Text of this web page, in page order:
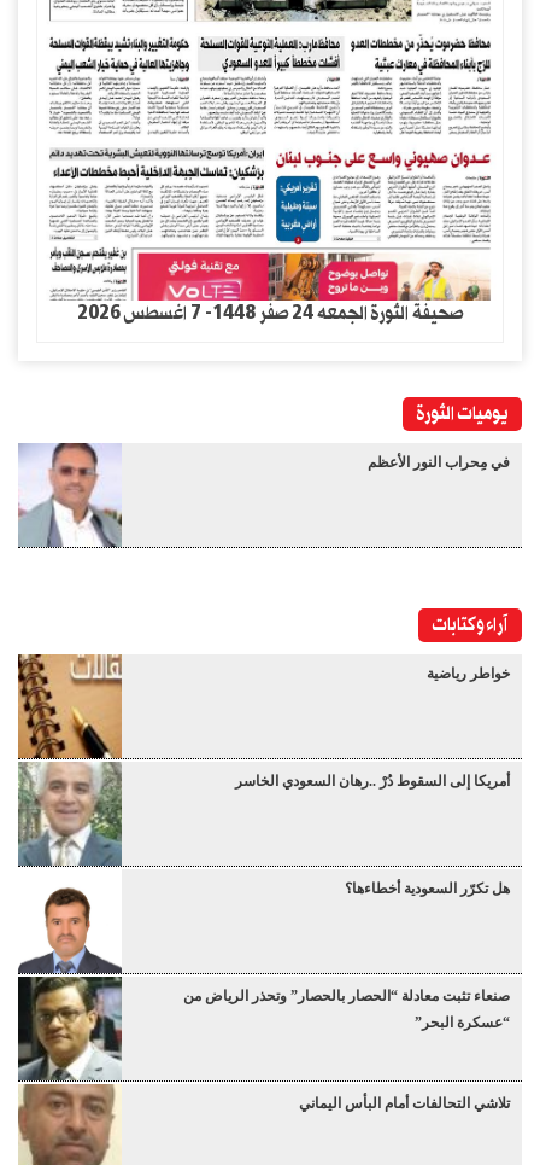
صحيفة الثورة الجمعه 24 صفر 1448- 7 اغسطس 2026
يوميات الثورة
في مِحراب النور الأعظم
آراء وكتابات
خواطر رياضية
أمريكا إلى السقوط دُرْ ..رهان السعودي الخاسر
هل تكرّر السعودية أخطاءها؟
صنعاء تثبت معادلة “الحصار بالحصار” وتحذر الرياض من
“عسكرة البحر”
تلاشي التحالفات أمام البأس اليماني